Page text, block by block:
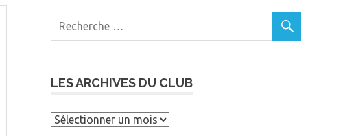
LES ARCHIVES DU CLUB
Les